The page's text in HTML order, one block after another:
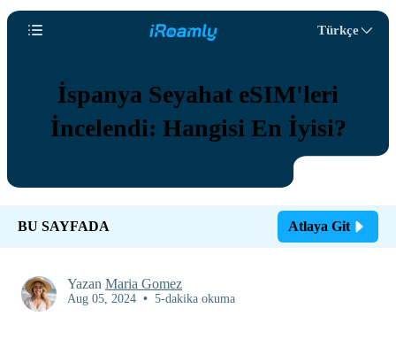
Türkçe
İspanya Seyahat eSIM'leri
İncelendi: Hangisi En İyisi?
BU SAYFADA Atlaya Git
Yazan Maria Gomez
Aug 05, 2024 • 5-dakika okuma